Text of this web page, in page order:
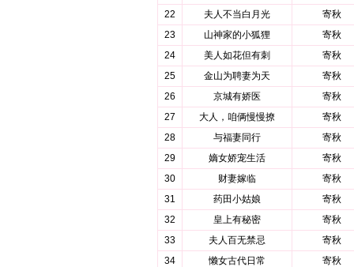
22
夫人不当白月光
寄秋
23
山神家的小狐狸
寄秋
24
美人如花但有刺
寄秋
25
金山为聘妻为天
寄秋
26
京城有娇医
寄秋
27
大人，咱俩慢慢撩
寄秋
28
与福妻同行
寄秋
29
嫡女娇宠生活
寄秋
30
财妻嫁临
寄秋
31
药田小姑娘
寄秋
32
皇上有秘密
寄秋
33
夫人百无禁忌
寄秋
34
懒女古代日常 寄秋